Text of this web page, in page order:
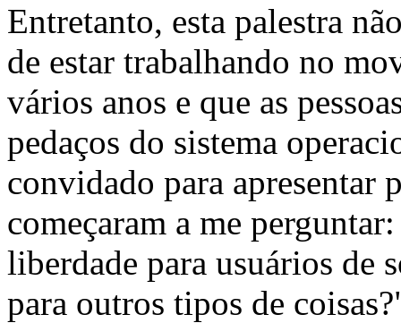
Entretanto, esta palestra
de estar trabalhando no
vários anos e que as
pedaços do sistema
convidado para apresentar
começaram a me
liberdade para usuários de
para outros tipos de